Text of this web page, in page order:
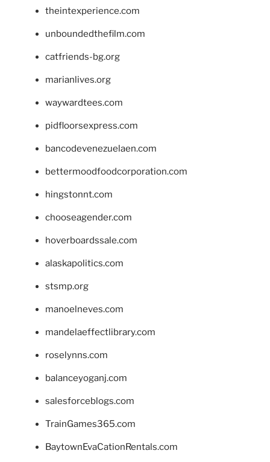
theintexperience.com
unboundedthefilm.com
catfriends-bg.org
marianlives.org
waywardtees.com
pidfloorsexpress.com
bancodevenezuelaen.com
bettermoodfoodcorporation.com
hingstonnt.com
chooseagender.com
hoverboardssale.com
alaskapolitics.com
stsmp.org
manoelneves.com
mandelaeffectlibrary.com
roselynns.com
balanceyoganj.com
salesforceblogs.com
TrainGames365.com
BaytownEvaCationRentals.com